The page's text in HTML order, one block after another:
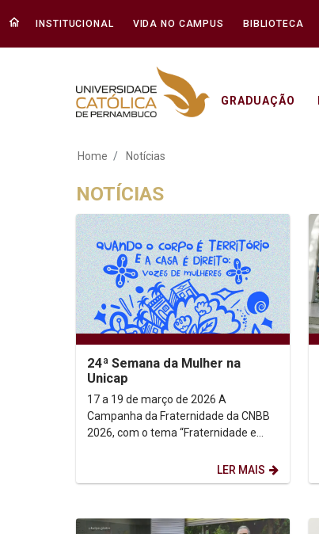
INSTITUCIONAL VIDA NO CAMPUS BIBLIOTECA
GRADUAÇÃO
Notícias - Unicap
Home Notícias
NOTÍCIAS
24ª Semana da Mulher na
Unicap
17 a 19 de março de 2026 A
Campanha da Fraternidade da CNBB
2026, com o tema “Fraternidade e
LER MAIS